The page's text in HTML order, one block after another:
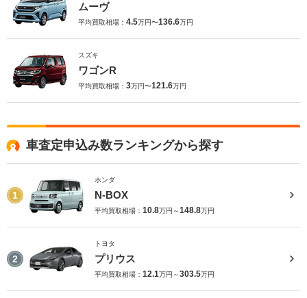
ムーヴ
平均買取相場： 4.5万円〜136.6万円
スズキ
ワゴンR
平均買取相場： 3万円〜121.6万円
車査定申込み数ランキングから探す
1
ホンダ
N-BOX
平均買取相場： 10.8万円～148.8万円
2
トヨタ
プリウス
平均買取相場： 12.1万円～303.5万円